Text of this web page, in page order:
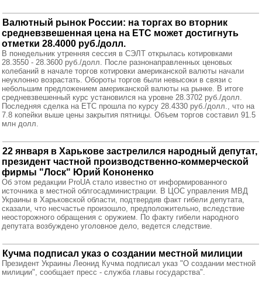
Валютный рынок России: на торгах во вторник
средневзвешенная цена на ЕТС может достигнуть
отметки 28.4000 руб./долл.
В понедельник утренняя сессия в СЭЛТ открылась котировками
28.3550 - 28.3600 руб./долл. После разнонаправленных ценовых
колебаний в начале торгов котировки американской валюты начали
неуклонно возрастать. Обороты торгов были невысоки в связи с
небольшим предложением американской валюты на рынке. В итоге
средневзвешенный курс установился на уровне 28.3702 руб./долл.
Последняя сделка на ЕТС прошла по курсу 28.4330 руб./долл., что на
7.8 копейки выше цены закрытия пятницы. Объем торгов составил 91.5
млн долл.
22 января в Харькове застрелился народный депутат,
президент частной производственно-коммерческой
фирмы "Лоск" Юрий Кононенко
Об этом редакции ProUA стало известно от информированного
источника в местной облгосадминистрации. В ЦОС управления МВД
Украины в Харьковской области, подтвердив факт гибели депутата,
сказали, что несчастье произошло, предположительно, вследствие
неосторожного обращения с оружием. По факту гибели народного
депутата возбуждено уголовное дело, ведется следствие.
Кучма подписал указ о создании местной милиции
Президент Украины Леонид Кучма подписал указ "О создании местной
милиции", сообщает пресс - служба главы государства".